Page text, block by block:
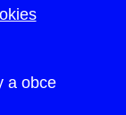
a obce